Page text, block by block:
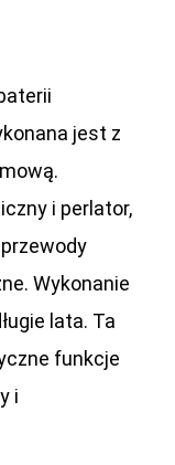
jest z
i perlator,
Wykonanie
lata. Ta
funkcje
i